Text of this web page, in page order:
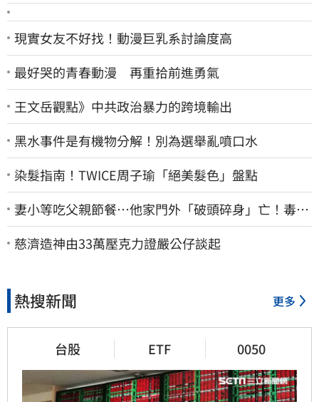
現實女友不好找！動漫巨乳系討論度高
最好哭的青春動漫 再重拾前進勇氣
王文岳觀點》中共政治暴力的跨境輸出
黑水事件是有機物分解！別為選舉亂噴口水
染髮指南！TWICE周子瑜「絕美髮色」盤點
妻小等吃父親節餐⋯他家門外「破頭碎身」亡！毒駕
男一路向南撞死人收押
慈濟造神由33萬壓克力證嚴公仔談起
熱搜新聞 更多
台股 ETF 0050